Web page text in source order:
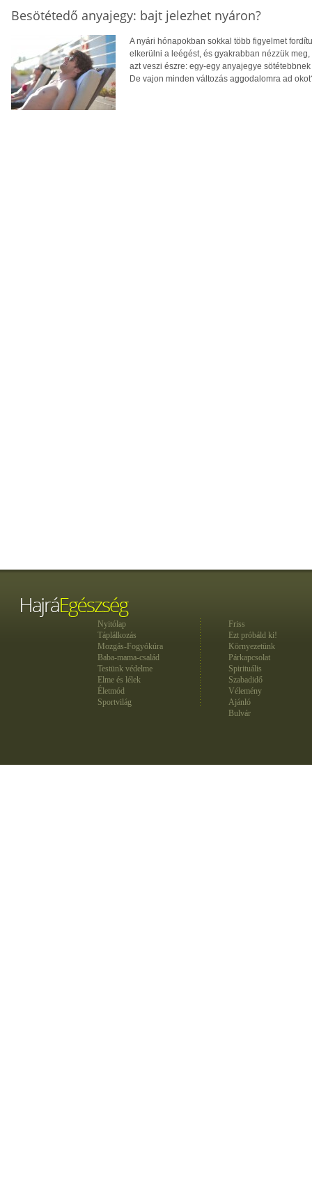
Besötétedő anyajegy: bajt jelezhet nyáron?
A nyári hónapokban sokkal több figyelmet
elkerülni a leégést, és gyakrabban nézzük
azt veszi észre: egy-egy anyajegye
De vajon minden változás aggodalomra ad
Nyitólap
Táplálkozás
Mozgás-Fogyókúra
Baba-mama-család
Testünk védelme
Elme és lélek
Életmód
Sportvilág
Friss
Ezt próbáld ki!
Környezetünk
Párkapcsolat
Spirituális
Szabadidő
Vélemény
Ajánló
Bulvár